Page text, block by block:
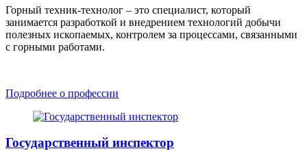
Горный техник-технолог – это специалист, который
занимается разработкой и внедрением технологий добычи
полезных ископаемых, контролем за процессами, связанными
с горными работами.
Подробнее о профессии
Государственный инспектор